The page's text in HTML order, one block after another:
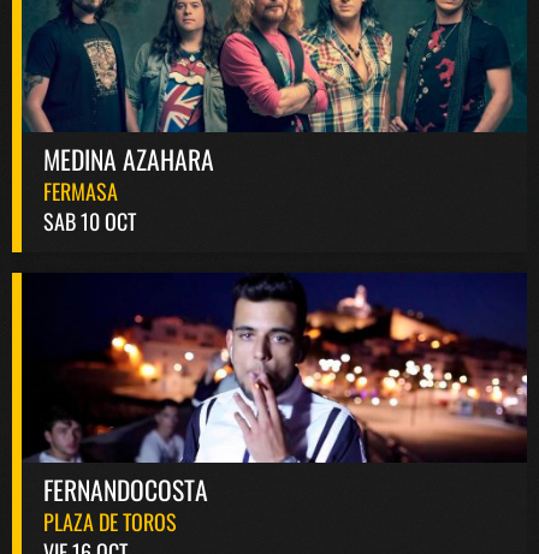
MEDINA AZAHARA
FERMASA
SAB 10 OCT
FERNANDOCOSTA
PLAZA DE TOROS